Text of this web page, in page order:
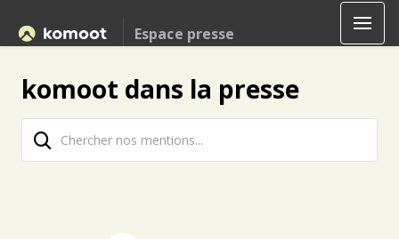
Espace presse
komoot dans la presse